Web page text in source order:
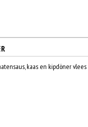
kaas en kipdöner vlees